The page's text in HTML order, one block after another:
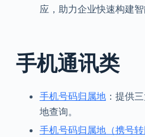
应，助力企业快速构建智
手机通讯类
手机号码归属地：提供
地查询。
手机号码归属地（携号转